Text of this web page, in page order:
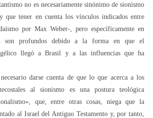
no es necesariamente sinónimo de sionismo
que tener en cuenta los vínculos indicados entre
por Max Weber-, pero específicamente en
son profundos debido a la forma en que el
llegó a Brasil y a las influencias que ha
darse cuenta de que lo que acerca a los
al sionismo es una postura teológica
que, entre otras cosas, niega que la
al Israel del Antiguo Testamento y, por tanto,